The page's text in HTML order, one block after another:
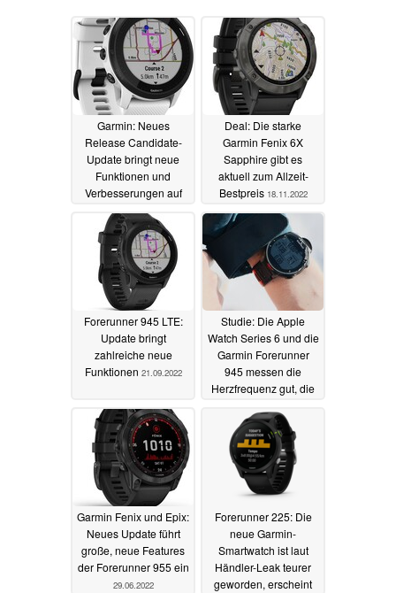
Garmin: Neues
Release Candidate-
Update bringt neue
Funktionen und
Verbesserungen auf
16.05.2023
Deal: Die starke
Garmin Fenix 6X
Sapphire gibt es
aktuell zum Allzeit-
Bestpreis 18.11.2022
Forerunner 945 LTE:
Update bringt
zahlreiche neue
Funktionen 21.09.2022
Studie: Die Apple
Watch Series 6 und die
Garmin Forerunner
945 messen die
Herzfrequenz gut, die
18.09.2022
Garmin Fenix und Epix:
Neues Update führt
große, neue Features
der Forerunner 955 ein
29.06.2022
Forerunner 225: Die
neue Garmin-
Smartwatch ist laut
Händler-Leak teurer
geworden, erscheint